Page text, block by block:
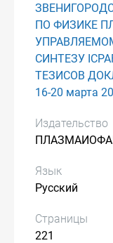
ПО ФИЗИКЕ
СИНТЕЗУ
ТЕЗИСОВ
16-20 марта
Издательство
Язык
Русский
Страницы
221